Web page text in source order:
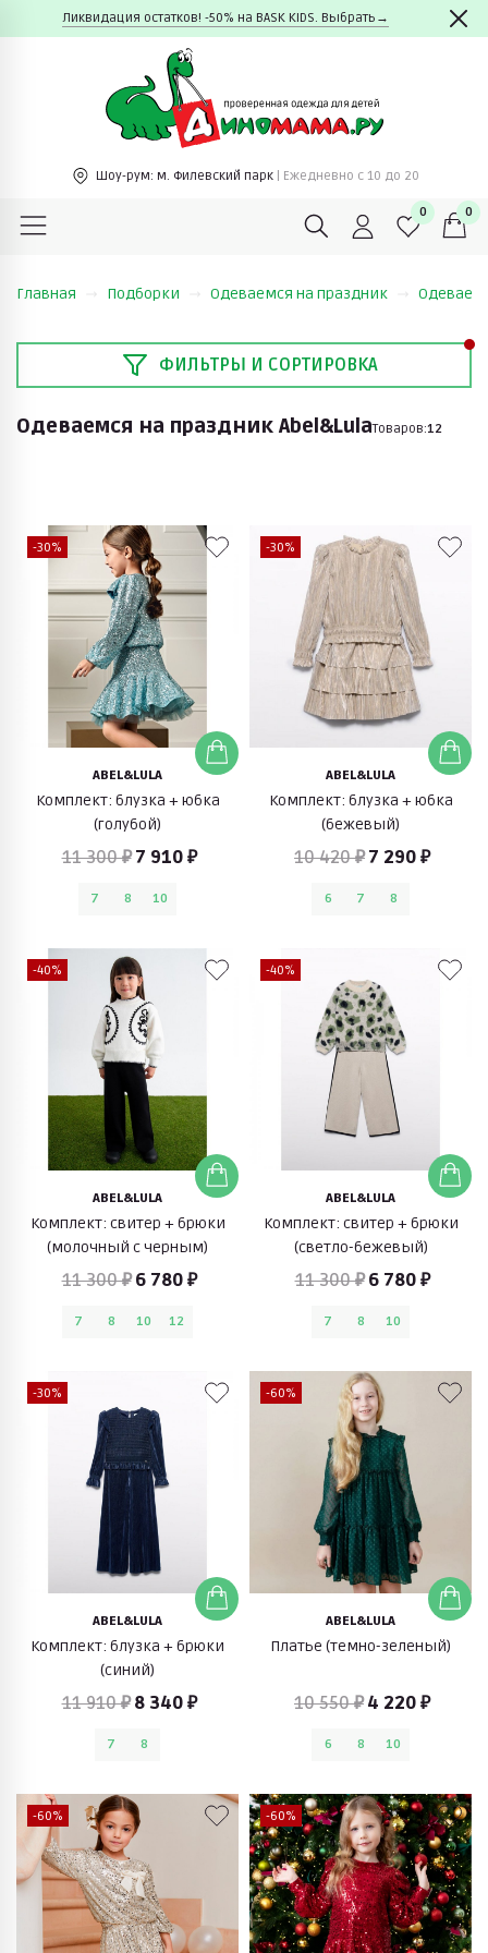
Ликвидация остатков! -50% на BASK KIDS. Выбрать→
Шоу-рум: м. Филевский парк | Ежедневно c 10 до 20
0 0
Главная Подборки Одеваемся на праздник
ФИЛЬТРЫ И СОРТИРОВКА
Одеваемся на праздник Abel&LulaТоваров:12
-30%
ABEL&LULA
Комплект: блузка + юбка
(голубой)
11 300 ₽ 7 910 ₽
7 8 10
-30%
ABEL&LULA
Комплект: блузка + юбка
(бежевый)
10 420 ₽ 7 290 ₽
6 7 8
-40%
ABEL&LULA
Комплект: свитер + брюки
(молочный с черным)
11 300 ₽ 6 780 ₽
7 8 10 12
-40%
ABEL&LULA
Комплект: свитер + брюки
(светло-бежевый)
11 300 ₽ 6 780 ₽
7 8 10
-30%
ABEL&LULA
Комплект: блузка + брюки
(синий)
11 910 ₽ 8 340 ₽
7 8
-60%
ABEL&LULA
Платье (темно-зеленый)
10 550 ₽ 4 220 ₽
6 8 10
-60% -60%